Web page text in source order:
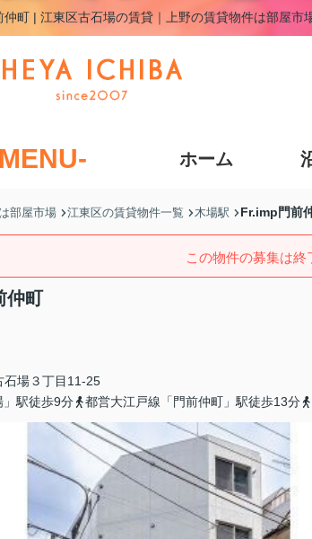
仲町 | 江東区古石場の賃貸｜上野の賃貸物件は部屋市
ホーム
部屋市場 江東区の賃貸物件一覧 木場駅 Fr.imp門前
この物件の募集は終
仲町
石場３丁目11-25
駅徒歩9分
都営大江戸線「門前仲町」駅徒歩13分